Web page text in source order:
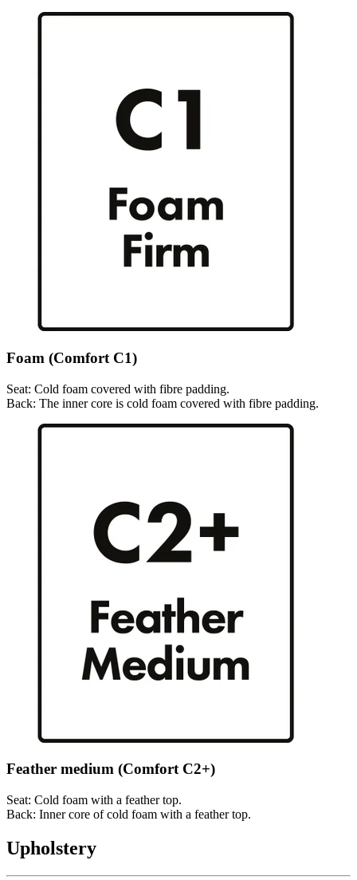
Foam (Comfort C1)
Seat: Cold foam covered with fibre padding.
Back: The inner core is cold foam covered with fibre padding.
Feather medium (Comfort C2+)
Seat: Cold foam with a feather top.
Back: Inner core of cold foam with a feather top.
Upholstery